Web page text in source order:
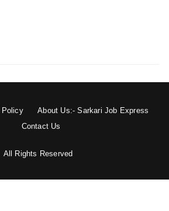
Policy
About Us:- Sarkari Job Express
Contact Us
All Rights Reserved